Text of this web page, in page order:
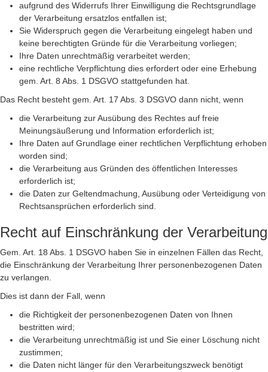
aufgrund des Widerrufs Ihrer Einwilligung die Rechtsgrundlage
der Verarbeitung ersatzlos entfallen ist;
Sie Widerspruch gegen die Verarbeitung eingelegt haben und
keine berechtigten Gründe für die Verarbeitung vorliegen;
Ihre Daten unrechtmäßig verarbeitet werden;
eine rechtliche Verpflichtung dies erfordert oder eine Erhebung
gem. Art. 8 Abs. 1 DSGVO stattgefunden hat.
Das Recht besteht gem. Art. 17 Abs. 3 DSGVO dann nicht, wenn
die Verarbeitung zur Ausübung des Rechtes auf freie
Meinungsäußerung und Information erforderlich ist;
Ihre Daten auf Grundlage einer rechtlichen Verpflichtung erhoben
worden sind;
die Verarbeitung aus Gründen des öffentlichen Interesses
erforderlich ist;
die Daten zur Geltendmachung, Ausübung oder Verteidigung von
Rechtsansprüchen erforderlich sind.
Recht auf Einschränkung der Verarbeitung
Gem. Art. 18 Abs. 1 DSGVO haben Sie in einzelnen Fällen das Recht,
die Einschränkung der Verarbeitung Ihrer personenbezogenen Daten
zu verlangen.
Dies ist dann der Fall, wenn
die Richtigkeit der personenbezogenen Daten von Ihnen
bestritten wird;
die Verarbeitung unrechtmäßig ist und Sie einer Löschung nicht
zustimmen;
die Daten nicht länger für den Verarbeitungszweck benötigt